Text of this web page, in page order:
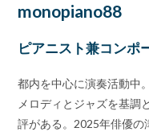
monopiano88
ピアニスト兼コンポ
都内を中心に演奏活動中
メロディとジャズを基調
評がある。2025年俳優の